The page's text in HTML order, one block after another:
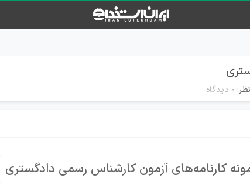
۰ دیدگاه
کارنامه‌های آزمون کارشناس رسمی دادگستری